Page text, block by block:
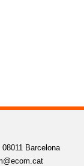
Barcelona